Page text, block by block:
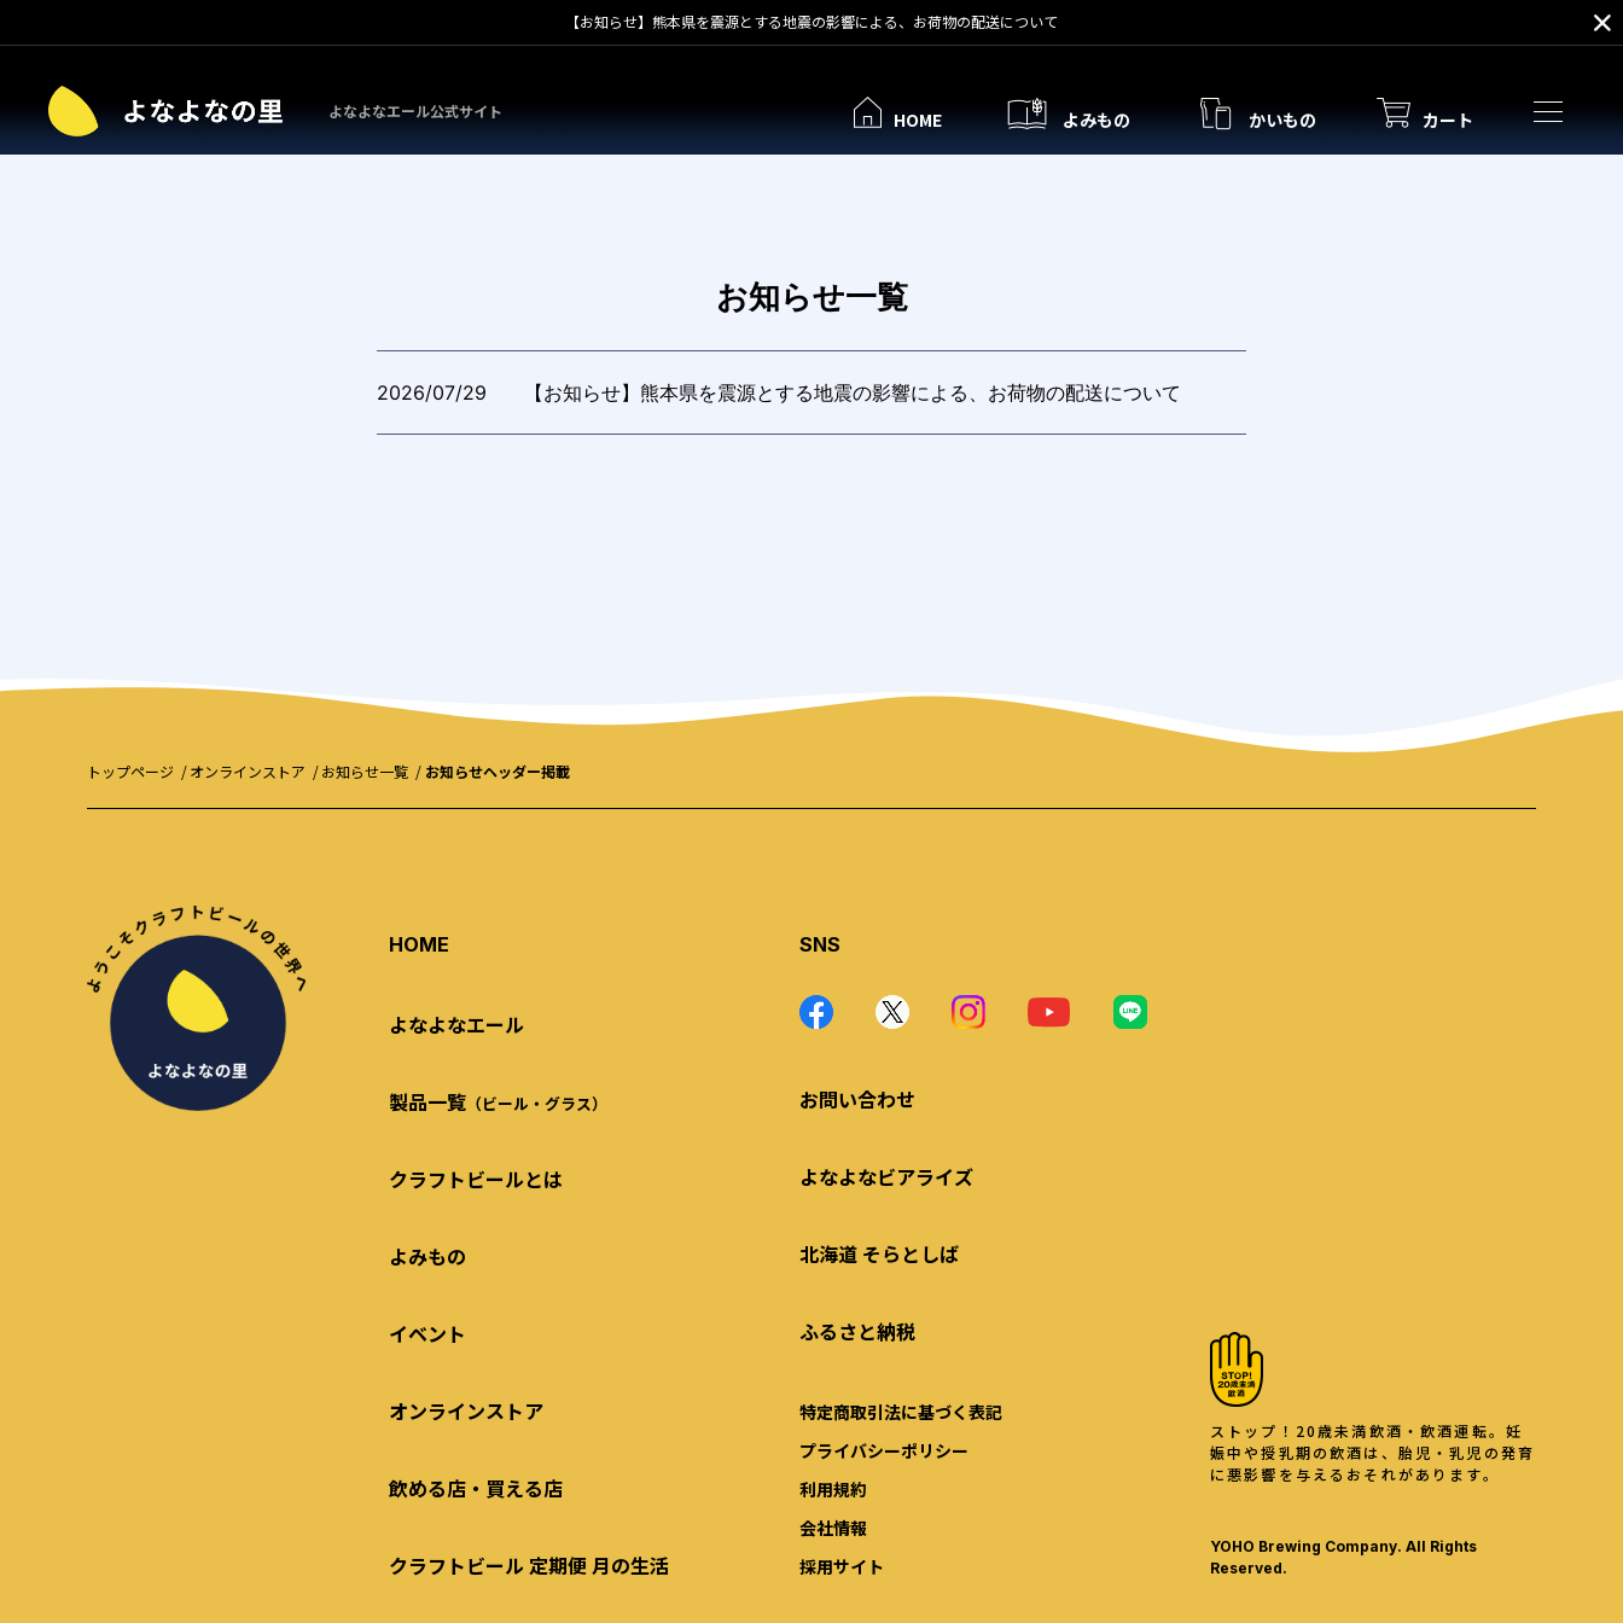
【お知らせ】熊本県を震源とする地震の影響による、お荷物の配送について
よなよなエール公式サイト HOME よみもの かいもの カート
お知らせ一覧
2026/07/29 【お知らせ】熊本県を震源とする地震の影響による、お荷物の配送について
トップページ オンラインストア お知らせ一覧 お知らせヘッダー掲載
HOME
よなよなエール
製品一覧 （ビール・グラス）
クラフトビールとは
よみもの
イベント
オンラインストア
飲める店・買える店
クラフトビール定期便 月の生活
SNS
お問い合わせ
よなよなビアライズ
北海道 そらとしば
ふるさと納税
特定商取引法に基づく表記
プライバシーポリシー
利用規約
会社情報
採用サイト
ストップ！20歳未満飲酒・飲酒運転。妊
娠中や授乳期の飲酒は、胎児・乳児の発育
に悪影響を与えるおそれがあります。
YOHO Brewing Company. All Rights
Reserved.